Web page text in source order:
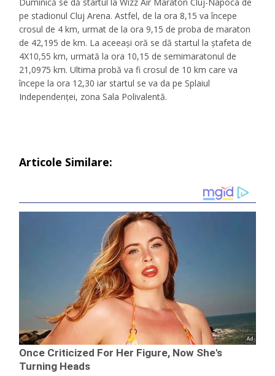
pe stadionul Cluj Arena. Astfel, de la ora 8,15 va începe
crosul de 4 km, urmat de la ora 9,15 de proba de maraton
de 42,195 de km. La aceeași oră se dă startul la ștafeta de
4X10,55 km, urmată la ora 10,15 de semimaratonul de
21,0975 km. Ultima probă va fi crosul de 10 km care va
începe la ora 12,30 iar startul se va da pe Splaiul
Independenței, zona Sala Polivalentă.
Articole Similare: